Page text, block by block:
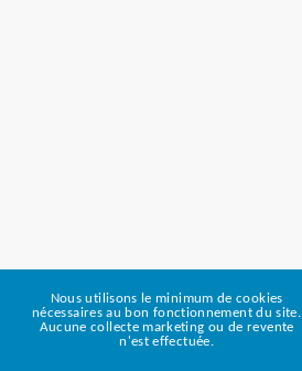
Nous utilisons le minimum de cookies
nécessaires au bon fonctionnement du site.
Aucune collecte marketing ou de revente
n'est effectuée.